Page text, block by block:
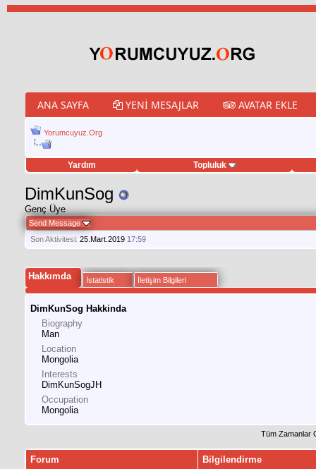
ANA SAYFA YENI MESAJLAR AVATAR EKLE
Yorumcuyuz.Org
Yardım Topluluk
hilesi
DimKunSog
Genç Üye
Send Message
Son Aktivitesi: 25.Mart.2019 17:59
Hakkımda İstatistik İletişim Bilgileri
DimKunSog Hakkinda
Biography
Man
Location
Mongolia
Interests
DimKunSogJH
Occupation
Mongolia
Tüm Zamanlar
Forum Bilgilendirme